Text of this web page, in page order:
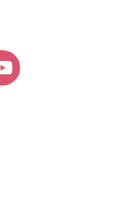
1ヵ
した
必要